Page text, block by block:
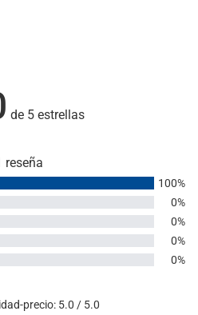
de 5 estrellas
reseña
100%
0%
0%
0%
0%
precio: 5.0 / 5.0